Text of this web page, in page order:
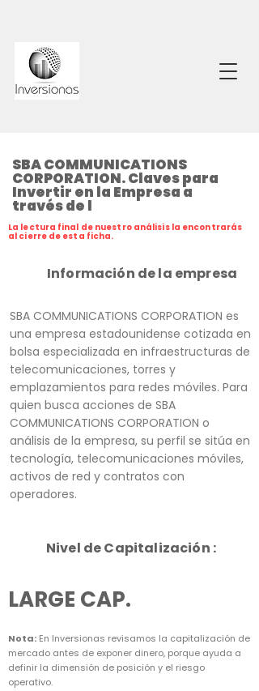
SBA COMMUNICATIONS
CORPORATION. Claves para
Invertir en la Empresa a
través de l
La lectura final de nuestro análisis la encontrarás
al cierre de esta ficha.
Información de la empresa
SBA COMMUNICATIONS CORPORATION es
una empresa estadounidense cotizada en
bolsa especializada en infraestructuras de
telecomunicaciones, torres y
emplazamientos para redes móviles. Para
quien busca acciones de SBA
COMMUNICATIONS CORPORATION o
análisis de la empresa, su perfil se sitúa en
tecnología, telecomunicaciones móviles,
activos de red y contratos con
operadores.
Nivel de Capitalización :
LARGE CAP.
Nota: En Inversionas revisamos la capitalización de
mercado antes de exponer dinero, porque ayuda a
definir la dimensión de posición y el riesgo
operativo.